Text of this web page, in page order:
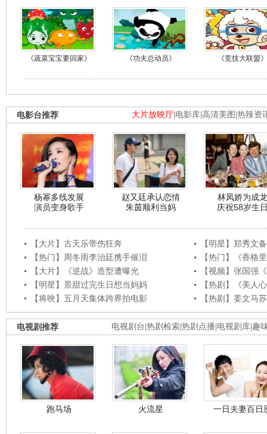
《蔬菜宝宝要回家》 《功夫总动员》 《竞技大联盟》
大片放映厅 电影库 高清美图 热辣资
电影台推荐
杨幂多线发展
演员变身歌手
赵又廷承认恋情
朱茵顺利当妈
林凤娇为成龙
庆祝58岁生
【大片】古天乐带伤狂奔
【明星】郑秀文
【热门】周冬雨李治廷携手催泪
【热门】《香格
【大片】《逆战》造型遭曝光
【视频】张国强
【明星】景甜过完生日想当妈妈
【热剧】《美人
【将映】五月天集体跨界拍电影
【热剧】姜文马
电视剧台 热剧检索 热剧点播 电视剧库 趣
电视剧推荐
跑马场 火流星 一日夫妻百日